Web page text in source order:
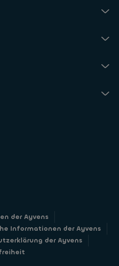
der Ayvens
Informationen der Ayvens
der Ayvens